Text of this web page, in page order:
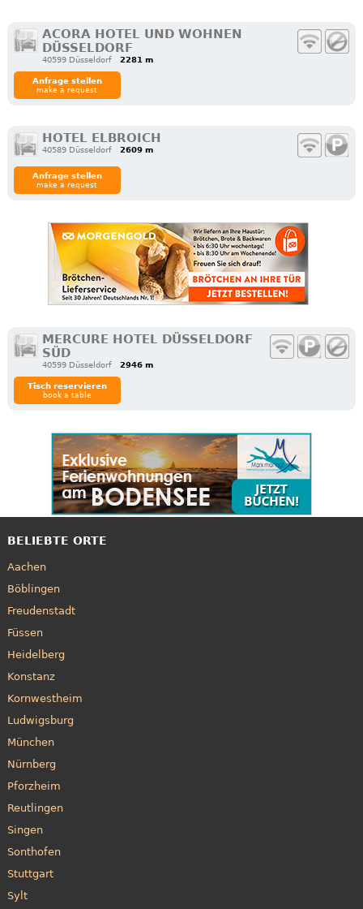
ACORA HOTEL UND WOHNEN
DÜSSELDORF
40599 Düsseldorf 2281 m
Anfrage stellen
make a request
HOTEL ELBROICH
40589 Düsseldorf 2609 m
Anfrage stellen
make a request
MERCURE HOTEL DÜSSELDORF
SÜD
40599 Düsseldorf 2946 m
Tisch reservieren
book a table
BELIEBTE ORTE
Aachen
Böblingen
Freudenstadt
Füssen
Heidelberg
Konstanz
Kornwestheim
Ludwigsburg
München
Nürnberg
Pforzheim
Reutlingen
Singen
Sonthofen
Stuttgart
Sylt